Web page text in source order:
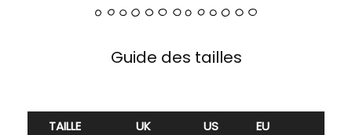
Guide des tailles
TAILLE UK US
EU